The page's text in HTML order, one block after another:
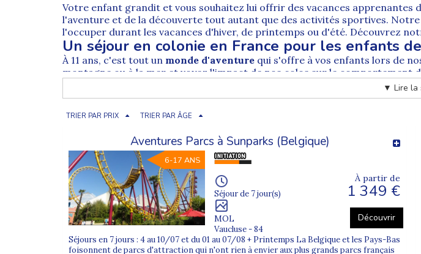
Votre enfant grandit et vous souhaitez lui offrir des vacances apprenantes
l'aventure et de la découverte tout autant que des activités sportives. Notre
l'occuper durant les vacances d'hiver, de printemps ou d'été. Découvrez
Un séjour en colonie en France pour les enfants
À 11 ans, c'est tout un monde d'aventure qui s'offre à vos enfants lors de
montagne ou à la mer et voyez l'impact de nos colos sur le comportement
apprendre en s'amusant .
Les meilleures colonies de vacances en fonction
Les destinations de notrecatalogue de colonies de vacances
sont
centres d'intérêt de votre enfant et choisissez :
unecolonie de vacances 6 ans;
unecolonie de vacances 7 ans;
unecolonie de vacances 8 ans;
unecolonie de vacances 9 ans;
unecolonie de vacances 10 ans.
La durée de stage qui convient à votre enfant de 11 ans
▼ Lire la
TRIER PAR PRIX TRIER PAR ÂGE
Aventures Parcs à Sunparks (Belgique)
6-17 ANS
Séjour de 7 jour(s)
MOL
Vaucluse - 84
À partir de
1 349 €
Découvrir
Séjours en 7 jours : 4 au 10/07 et du 01 au 07/08 + Printemps La Belgique et les Pays-Bas
foisonnent de parcs d'attraction qui n'ont rien à envier aux plus grands parcs français